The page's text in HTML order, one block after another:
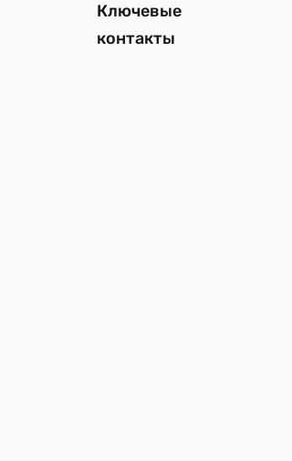
Ключевые
контакты